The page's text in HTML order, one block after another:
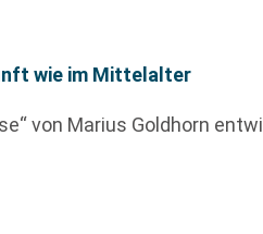
wie im Mittelalter
von Marius Goldhorn